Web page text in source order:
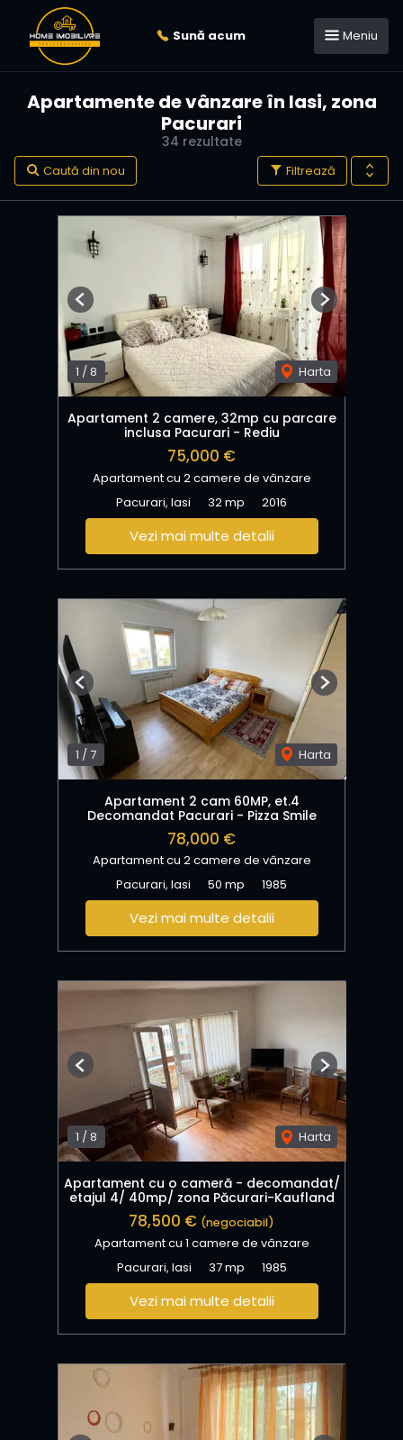
Sună acum Meniu
34 rezultate
Apartamente de vânzare în Iasi, zona
Pacurari
Filtrează
Caută din nou
1 /8 Harta
Previous Next
Apartament 2 camere, 32mp cu parcare
inclusa Pacurari - Rediu
75,000 €
Apartament cu 2 camere de vânzare
Pacurari, Iasi
32 mp 2016
Vezi mai multe detalii
1 /7 Harta
Previous Next
Apartament 2 cam 60MP, et.4
Decomandat Pacurari - Pizza Smile
78,000 €
Apartament cu 2 camere de vânzare
Pacurari, Iasi
50 mp 1985
Vezi mai multe detalii
1 / 8 Harta
Previous Next
Apartament cu o cameră - decomandat/
etajul 4/ 40mp/ zona Păcurari-Kaufland
78,500 € (negociabil)
Apartament cu 1 camere de vânzare
Pacurari, Iasi
37 mp 1985
Vezi mai multe detalii